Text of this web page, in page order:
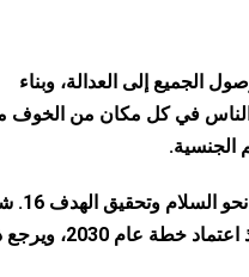
وصول الجميع إلى العدالة، وبناء
الناس في كل مكان من الخوف
الجنسية.
مع ذلك، تعرقل النزاعات العنيفة المستمرة والجديدة في
عام 2022 زيادة مفزعة في وفيات المدنيين المرتبطة بالنزاع تجاوزت 50%، وهي